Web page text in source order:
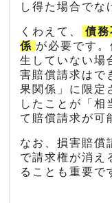
し得た場合でな
くわえて、
債
係 が必要です
生していない場
害賠償請求はで
果関係」に限定
したことが「相
て賠償請求が可
なお、損害賠償
で請求権が消え
ることも重要で